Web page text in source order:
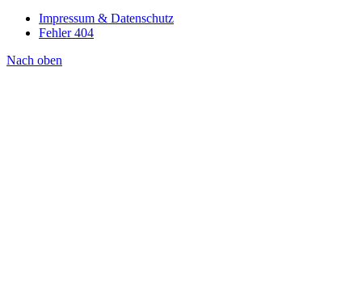
Impressum & Datenschutz
Fehler 404
Nach oben